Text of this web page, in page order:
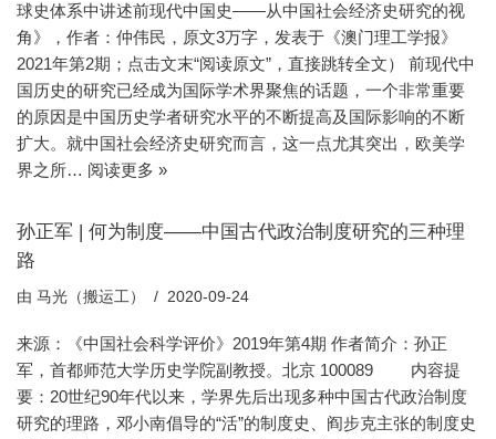
球史体系中讲述前现代中国史——从中国社会经济史研究的视
角》，作者：仲伟民，原文3万字，发表于《澳门理工学报》
2021年第2期；点击文末“阅读原文”，直接跳转全文） 前现代中
国历史的研究已经成为国际学术界聚焦的话题，一个非常重要
的原因是中国历史学者研究水平的不断提高及国际影响的不断
扩大。就中国社会经济史研究而言，这一点尤其突出，欧美学
界之所… 阅读更多 »
孙正军 | 何为制度——中国古代政治制度研究的三种理
路
由 马光（搬运工） 2020-09-24
来源：《中国社会科学评价》2019年第4期 作者简介：孙正
军，首都师范大学历史学院副教授。北京 100089 内容提
要：20世纪90年代以来，学界先后出现多种中国古代政治制度
研究的理路，邓小南倡导的“活”的制度史、阎步克主张的制度史